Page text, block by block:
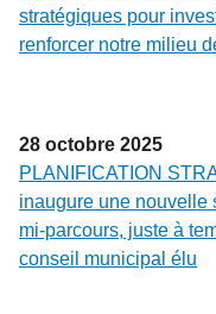
stratégiques pour
renforcer notre milieu
28 octobre 2025
PLANIFICATION
inaugure une nouvelle
mi-parcours, juste à
conseil municipal élu